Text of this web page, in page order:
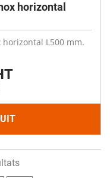
horizontal
L500 mm.